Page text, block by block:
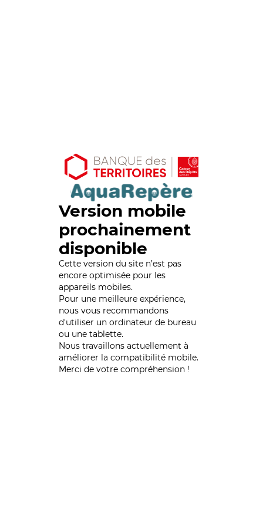
Version mobile
prochainement
disponible
Cette version du site n’est pas
encore optimisée pour les
appareils mobiles.
Pour une meilleure expérience,
nous vous recommandons
d'utiliser un ordinateur de bureau
ou une tablette.
Nous travaillons actuellement à
améliorer la compatibilité mobile.
Merci de votre compréhension !